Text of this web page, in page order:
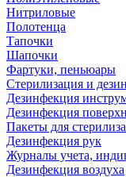
Нитриловые
Полотенца
Тапочки
Шапочки
Фартуки, пеньюары
Стерилизация и
Дезинфекция
Дезинфекция
Пакеты для
Дезинфекция рук
Журналы учета,
Дезинфекция воздуха